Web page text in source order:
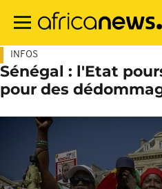
contenu
INFOS
Sénégal : l'Etat
pour des